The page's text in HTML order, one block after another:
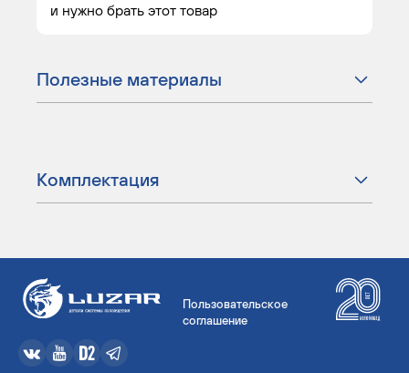
и нужно брать этот товар
Полезные материалы
Комплектация
Пользовательское
соглашение